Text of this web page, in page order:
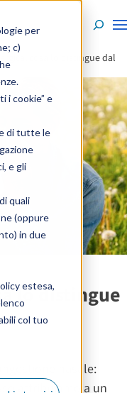
per
c)
i cookie” e
di tutte le
e gli
quali
(oppure
in due
estesa,
col tuo
cosa lo distingue dal
lo distingue
nasale:
attribuiamo a un